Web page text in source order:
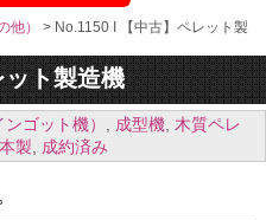
他） > No.1150 I 【中古】ペレット製
ト製造機
ゴット機） , 成型機, 木質ペレ
製, 成約済み